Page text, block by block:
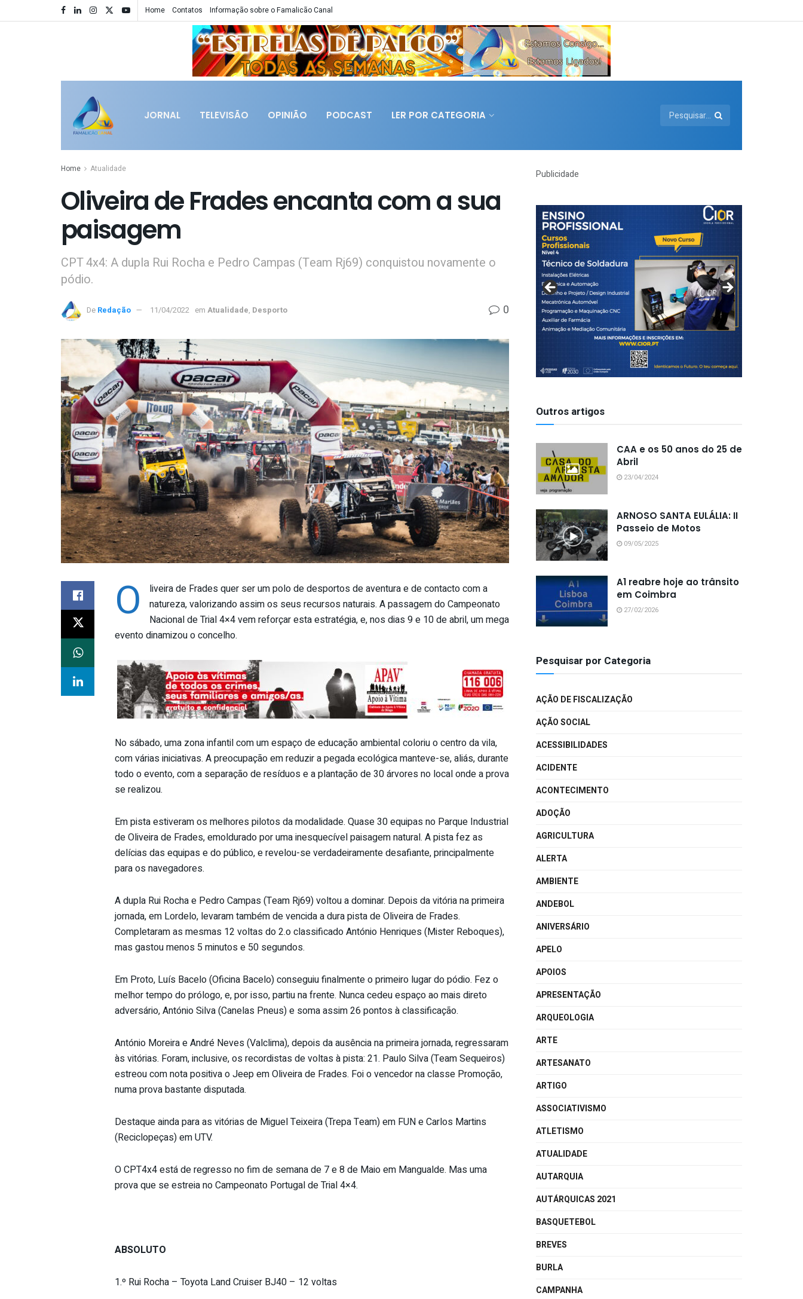
Home Contatos Informação sobre o Famalicão Canal
JORNAL TELEVISÃO OPINIÃO PODCAST LER POR CATEGORIA
Home Atualidade
Oliveira de Frades encanta com a sua
paisagem
CPT 4x4: A dupla Rui Rocha e Pedro Campas (Team Rj69) conquistou novamente o
pódio.
De Redação 11/04/2022 em Atualidade, Desporto 0
O
liveira de Frades quer ser um polo de desportos de aventura e de contacto com a
natureza, valorizando assim os seus recursos naturais. A passagem do Campeonato
Nacional de Trial 4×4 vem reforçar esta estratégia, e, nos dias 9 e 10 de abril, um mega
evento dinamizou o concelho.
No sábado, uma zona infantil com um espaço de educação ambiental coloriu o centro da vila,
com várias iniciativas. A preocupação em reduzir a pegada ecológica manteve-se, aliás, durante
todo o evento, com a separação de resíduos e a plantação de 30 árvores no local onde a prova
se realizou.
Em pista estiveram os melhores pilotos da modalidade. Quase 30 equipas no Parque Industrial
de Oliveira de Frades, emoldurado por uma inesquecível paisagem natural. A pista fez as
delícias das equipas e do público, e revelou-se verdadeiramente desafiante, principalmente
para os navegadores.
A dupla Rui Rocha e Pedro Campas (Team Rj69) voltou a dominar. Depois da vitória na primeira
jornada, em Lordelo, levaram também de vencida a dura pista de Oliveira de Frades.
Completaram as mesmas 12 voltas do 2.o classificado António Henriques (Mister Reboques),
mas gastou menos 5 minutos e 50 segundos.
Em Proto, Luís Bacelo (Oficina Bacelo) conseguiu finalmente o primeiro lugar do pódio. Fez o
melhor tempo do prólogo, e, por isso, partiu na frente. Nunca cedeu espaço ao mais direto
adversário, António Silva (Canelas Pneus) e soma assim 26 pontos à classificação.
António Moreira e André Neves (Valclima), depois da ausência na primeira jornada, regressaram
às vitórias. Foram, inclusive, os recordistas de voltas à pista: 21. Paulo Silva (Team Sequeiros)
estreou com nota positiva o Jeep em Oliveira de Frades. Foi o vencedor na classe Promoção,
numa prova bastante disputada.
Destaque ainda para as vitórias de Miguel Teixeira (Trepa Team) em FUN e Carlos Martins
(Reciclopeças) em UTV.
O CPT4x4 está de regresso no fim de semana de 7 e 8 de Maio em Mangualde. Mas uma
prova que se estreia no Campeonato Portugal de Trial 4×4.
ABSOLUTO
1.º Rui Rocha – Toyota Land Cruiser BJ40 – 12 voltas
Publicidade
Outros artigos
CAA e os 50 anos do 25 de
Abril
23/04/2024
ARNOSO SANTA EULÁLIA: II
Passeio de Motos
09/05/2025
A1 reabre hoje ao trânsito
em Coimbra
27/02/2026
Pesquisar por Categoria
AÇÃO DE FISCALIZAÇÃO
AÇÃO SOCIAL
ACESSIBILIDADES
ACIDENTE
ACONTECIMENTO
ADOÇÃO
AGRICULTURA
ALERTA
AMBIENTE
ANDEBOL
ANIVERSÁRIO
APELO
APOIOS
APRESENTAÇÃO
ARQUEOLOGIA
ARTE
ARTESANATO
ARTIGO
ASSOCIATIVISMO
ATLETISMO
ATUALIDADE
AUTARQUIA
AUTÁRQUICAS 2021
BASQUETEBOL
BREVES
BURLA
CAMPANHA